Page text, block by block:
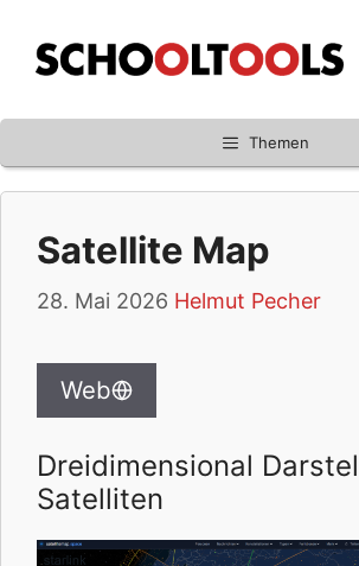
Inhalt
springen
Themen
Satellite Map
28. Mai 2026 Helmut Pecher
Web
Dreidimensional
Satelliten